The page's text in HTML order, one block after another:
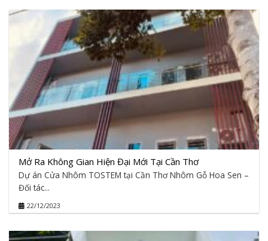
Mở Ra Không Gian Hiện Đại Mới Tại Cần Thơ
Dự án Cửa Nhôm TOSTEM tại Cần Thơ Nhôm Gỗ Hoa Sen –
Đối tác...
22/12/2023